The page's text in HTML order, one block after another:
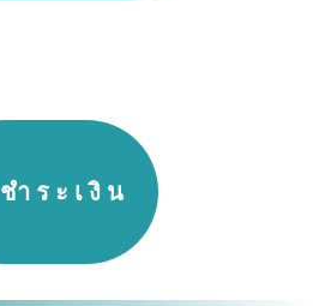
ำระเงิน